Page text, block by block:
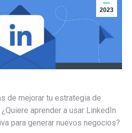
2023
de mejorar tu estrategia de
aprender a usar LinkedIn
para generar nuevos negocios?